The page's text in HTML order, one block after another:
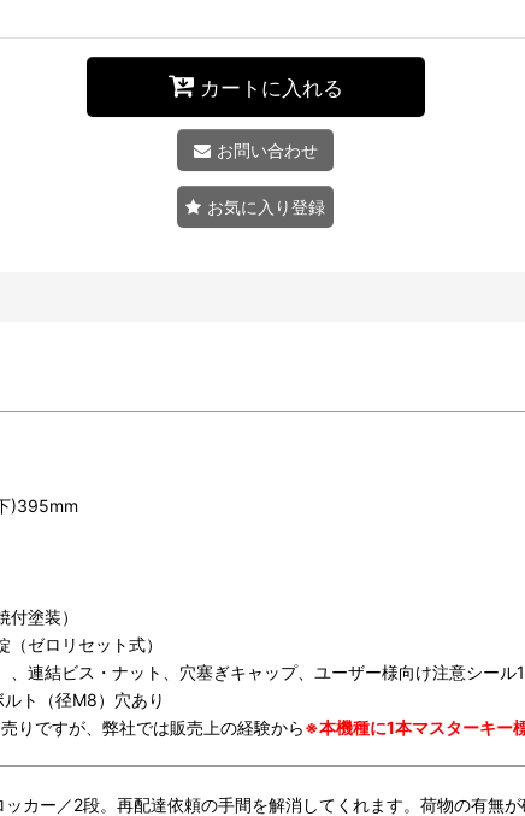
カートに入れる
お問い合わせ
お気に入り登録
)395mm
塗装）
ゼロリセット式）
連結ビス・ナット、穴塞ぎキャップ、ユーザー様向け注意シール
ト（径M8）穴あり
りですが、弊社では販売上の経験から※本機種に1本マスターキー
カー／2段。再配達依頼の手間を解消してくれます。荷物の有無